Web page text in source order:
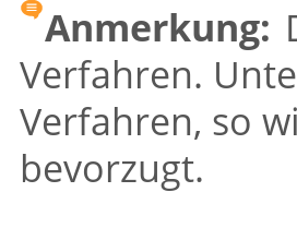
Anmerkung:
Verfahren.
Verfahren, so
bevorzugt.